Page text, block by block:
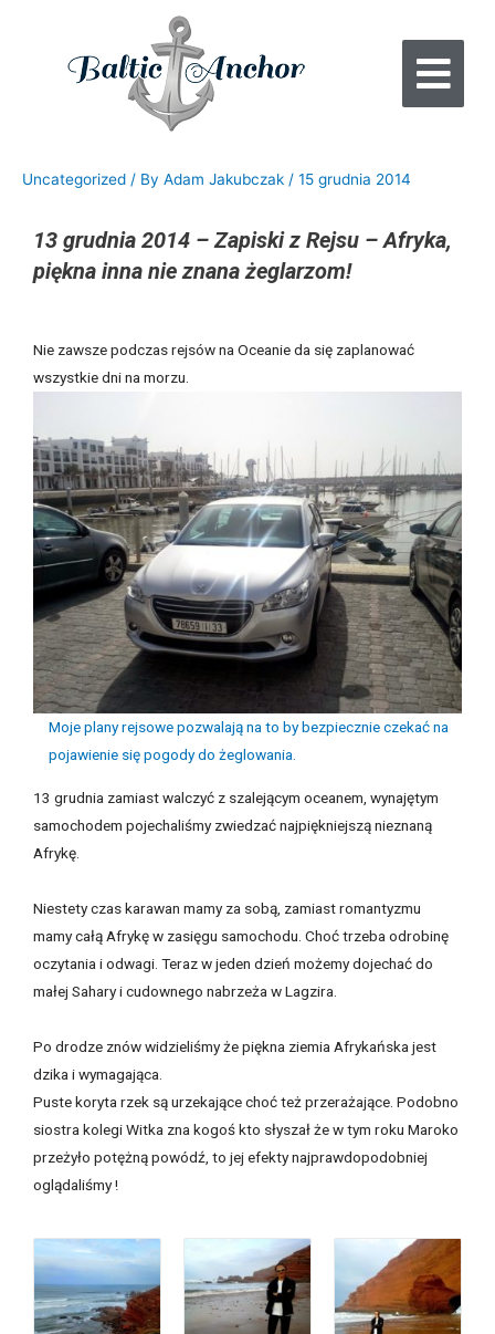
Uncategorized / By Adam Jakubczak / 15 grudnia 2014
13 grudnia 2014 – Zapiski z Rejsu – Afryka,
piękna inna nie znana żeglarzom!
Nie zawsze podczas rejsów na Oceanie da się zaplanować
wszystkie dni na morzu.
Moje plany rejsowe pozwalają na to by bezpiecznie czekać na
pojawienie się pogody do żeglowania.
13 grudnia zamiast walczyć z szalejącym oceanem, wynajętym
samochodem pojechaliśmy zwiedzać najpiękniejszą nieznaną
Afrykę.
Niestety czas karawan mamy za sobą, zamiast romantyzmu
mamy całą Afrykę w zasięgu samochodu. Choć trzeba odrobinę
oczytania i odwagi. Teraz w jeden dzień możemy dojechać do
małej Sahary i cudownego nabrzeża w Lagzira.
Po drodze znów widzieliśmy że piękna ziemia Afrykańska jest
dzika i wymagająca.
Puste koryta rzek są urzekające choć też przerażające. Podobno
siostra kolegi Witka zna kogoś kto słyszał że w tym roku Maroko
przeżyło potężną powódź, to jej efekty najprawdopodobniej
oglądaliśmy !